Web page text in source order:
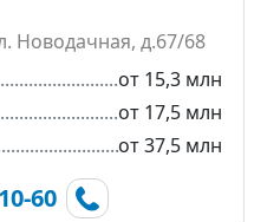
Новодачная, д.67/68
от 15,3 млн
от 17,5 млн
от 37,5 млн
60